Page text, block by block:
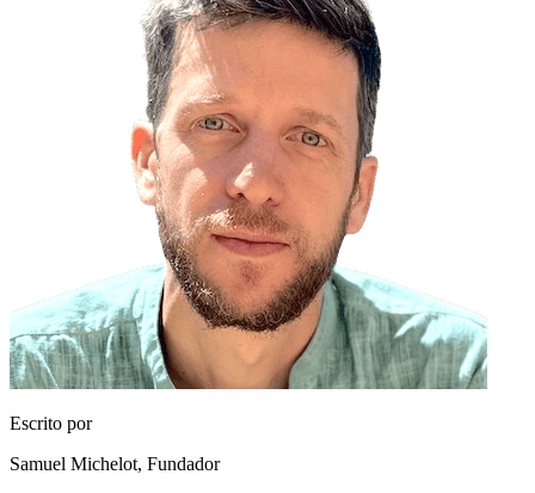
Escrito por
Samuel Michelot, Fundador